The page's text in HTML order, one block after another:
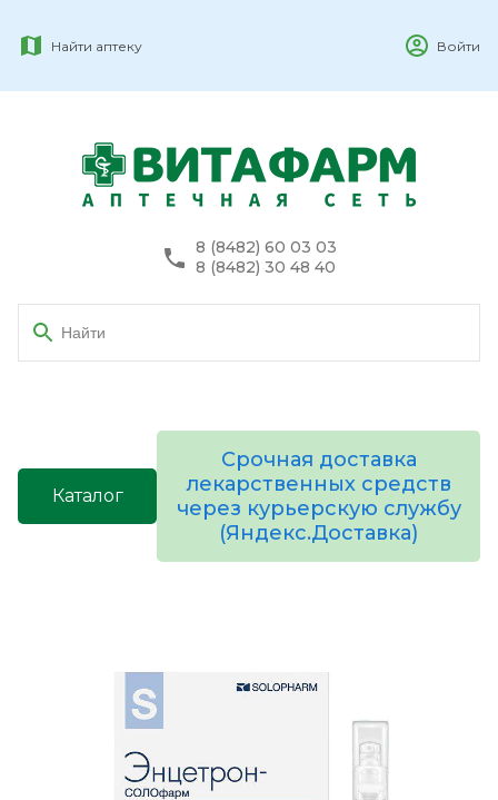
Найти аптеку Войти
8 (8482) 60 03 03
8 (8482) 30 48 40
Каталог
Срочная доставка
лекарственных средств
через курьерскую службу
(Яндекс.Доставка)